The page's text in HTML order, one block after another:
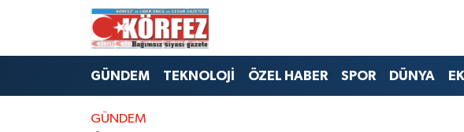
GÜNDEM TEKNOLOJİ ÖZEL HABER SPOR DÜNYA
GÜNDEM
Hava Durumu
Trafik Durumu